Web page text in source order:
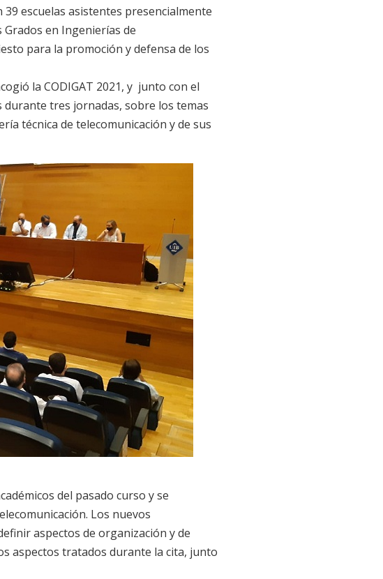
39 escuelas asistentes presencialmente
en Ingenierías de
para la promoción y defensa de los
la CODIGAT 2021, y junto con el
durante tres jornadas, sobre los temas
técnica de telecomunicación y de sus
del pasado curso y se
Los nuevos
aspectos de organización y de
aspectos tratados durante la cita, junto